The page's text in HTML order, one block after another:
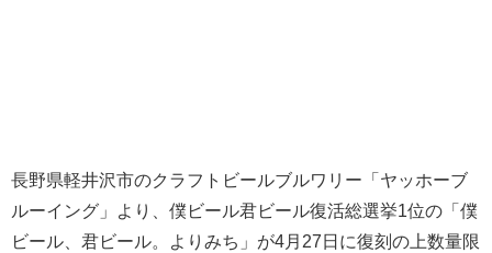
長野県軽井沢市のクラフトビールブルワリー「ヤッホーブ
ルーイング」より、僕ビール君ビール復活総選挙1位の「僕
ビール、君ビール。よりみち」が4月27日に復刻の上数量限